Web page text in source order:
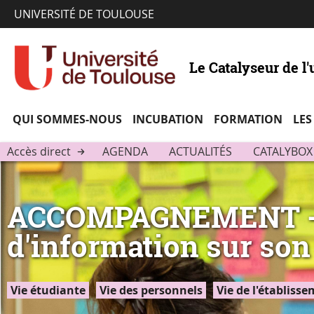
UNIVERSITÉ DE TOULOUSE
Le Catalyseur de
QUI SOMMES-NOUS INCUBATION FORMATION
Accès direct AGENDA ACTUALITÉS CATALYBOX
d'information sur
Vie étudiante Vie des personnels Vie de